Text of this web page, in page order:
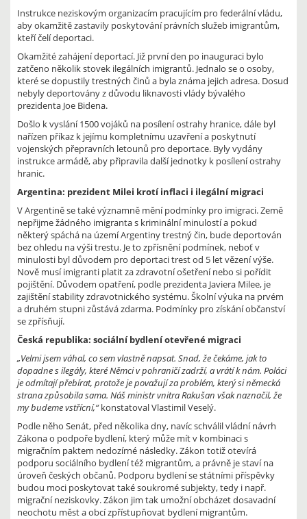
Instrukce neziskovým organizacím pracujícím pro federální vládu,
aby okamžitě zastavily poskytování právních služeb imigrantům,
kteří čelí deportaci.
Okamžité zahájení deportací. Již první den po inauguraci bylo
zatčeno několik stovek ilegálních imigrantů. Jednalo se o osoby,
které se dopustily trestných činů a byla známa jejich adresa. Dosud
nebyly deportovány z důvodu liknavosti vlády bývalého
prezidenta Joe Bidena.
Došlo k vyslání 1500 vojáků na posílení ostrahy hranice, dále byl
nařízen příkaz k jejímu kompletnímu uzavření a poskytnutí
vojenských přepravních letounů pro deportace. Byly vydány
instrukce armádě, aby připravila další jednotky k posílení ostrahy
hranic.
Argentina: prezident Milei krotí inflaci i ilegální migraci
V Argentině se také významně mění podmínky pro imigraci. Země
nepřijme žádného imigranta s kriminální minulostí a pokud
některý spáchá na území Argentiny trestný čin, bude deportován
bez ohledu na výši trestu. Je to zpřísnění podmínek, neboť v
minulosti byl důvodem pro deportaci trest od 5 let vězení výše.
Nově musí imigranti platit za zdravotní ošetření nebo si pořídit
pojištění. Důvodem opatření, podle prezidenta Javiera Milee, je
zajištění stability zdravotnického systému. Školní výuka na prvém
a druhém stupni zůstává zdarma. Podmínky pro získání občanství
se zpřísňují.
Česká republika: sociální bydlení otevřené migraci
„Velmi jsem váhal, co sem vlastně napsat. Snad, že čekáme, jak to
dopadne s ilegály, které Němci v pohraničí zadrží, a vrátí k nám. Poláci
je odmítají přebírat, protože je považují za problém, který si německá
strana způsobila sama. Náš ministr vnitra Rakušan však naznačil, že
my budeme vstřícní,“konstatoval Vlastimil Veselý.
Podle něho Senát, před několika dny, navíc schválil vládní návrh
Zákona o podpoře bydlení, který může mít v kombinaci s
migračním paktem nedozírné následky. Zákon totiž otevírá
podporu sociálního bydlení též migrantům, a právně je staví na
úroveň českých občanů. Podporu bydlení se státními příspěvky
budou moci poskytovat také soukromé subjekty, tedy i např.
migrační neziskovky. Zákon jim tak umožní obcházet dosavadní
neochotu měst a obcí zpřístupňovat bydlení migrantům.